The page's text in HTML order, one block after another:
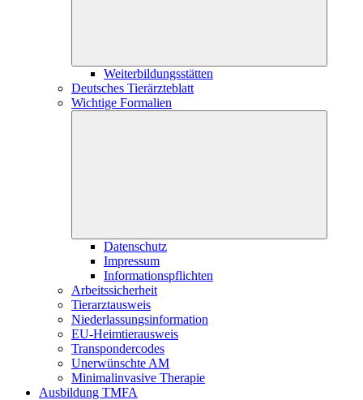
Weiterbildungsstätten
Deutsches Tierärzteblatt
Wichtige Formalien
Datenschutz
Impressum
Informationspflichten
Arbeitssicherheit
Tierarztausweis
Niederlassungsinformation
EU-Heimtierausweis
Transpondercodes
Unerwünschte AM
Minimalinvasive Therapie
Ausbildung TMFA